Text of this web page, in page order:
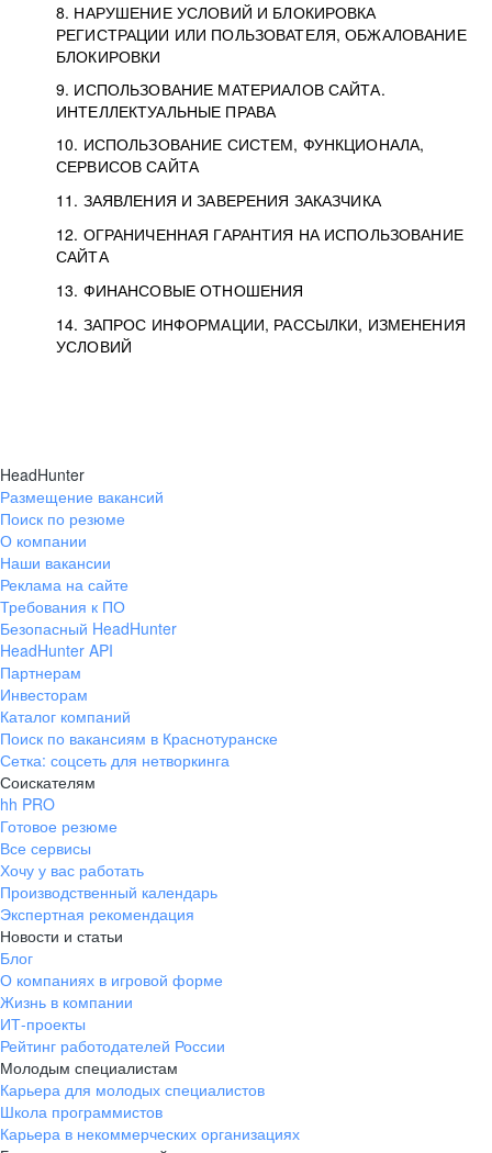
8. НАРУШЕНИЕ УСЛОВИЙ И БЛОКИРОВКА
РЕГИСТРАЦИИ ИЛИ ПОЛЬЗОВАТЕЛЯ, ОБЖАЛОВАНИЕ
БЛОКИРОВКИ
9. ИСПОЛЬЗОВАНИЕ МАТЕРИАЛОВ САЙТА.
ИНТЕЛЛЕКТУАЛЬНЫЕ ПРАВА
10. ИСПОЛЬЗОВАНИЕ СИСТЕМ, ФУНКЦИОНАЛА,
СЕРВИСОВ САЙТА
11. ЗАЯВЛЕНИЯ И ЗАВЕРЕНИЯ ЗАКАЗЧИКА
12. ОГРАНИЧЕННАЯ ГАРАНТИЯ НА ИСПОЛЬЗОВАНИЕ
САЙТА
13. ФИНАНСОВЫЕ ОТНОШЕНИЯ
14. ЗАПРОС ИНФОРМАЦИИ, РАССЫЛКИ, ИЗМЕНЕНИЯ
УСЛОВИЙ
HeadHunter
Размещение вакансий
Поиск по резюме
О компании
Наши вакансии
Реклама на сайте
Требования к ПО
Безопасный HeadHunter
HeadHunter API
Партнерам
Инвесторам
Каталог компаний
Поиск по вакансиям в Краснотуранске
Сетка: соцсеть для нетворкинга
Соискателям
hh PRO
Готовое резюме
Все сервисы
Хочу у вас работать
Производственный календарь
Экспертная рекомендация
Новости и статьи
Блог
О компаниях в игровой форме
Жизнь в компании
ИТ-проекты
Рейтинг работодателей России
Молодым специалистам
Карьера для молодых специалистов
Школа программистов
Карьера в некоммерческих организациях